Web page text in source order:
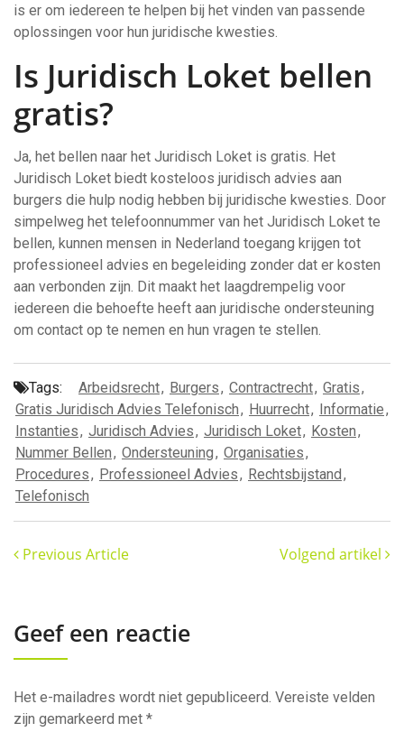
is er om iedereen te helpen bij het vinden van passende
oplossingen voor hun juridische kwesties.
Is Juridisch Loket bellen
gratis?
Ja, het bellen naar het Juridisch Loket is gratis. Het
Juridisch Loket biedt kosteloos juridisch advies aan
burgers die hulp nodig hebben bij juridische kwesties. Door
simpelweg het telefoonnummer van het Juridisch Loket te
bellen, kunnen mensen in Nederland toegang krijgen tot
professioneel advies en begeleiding zonder dat er kosten
aan verbonden zijn. Dit maakt het laagdrempelig voor
iedereen die behoefte heeft aan juridische ondersteuning
om contact op te nemen en hun vragen te stellen.
Tags: Arbeidsrecht, Burgers, Contractrecht, Gratis,
Gratis Juridisch Advies Telefonisch, Huurrecht, Informatie,
Instanties, Juridisch Advies, Juridisch Loket, Kosten,
Nummer Bellen, Ondersteuning, Organisaties,
Procedures, Professioneel Advies, Rechtsbijstand,
Telefonisch
Previous Article Volgend artikel
Geef een reactie
Het e-mailadres wordt niet gepubliceerd. Vereiste velden
zijn gemarkeerd met *